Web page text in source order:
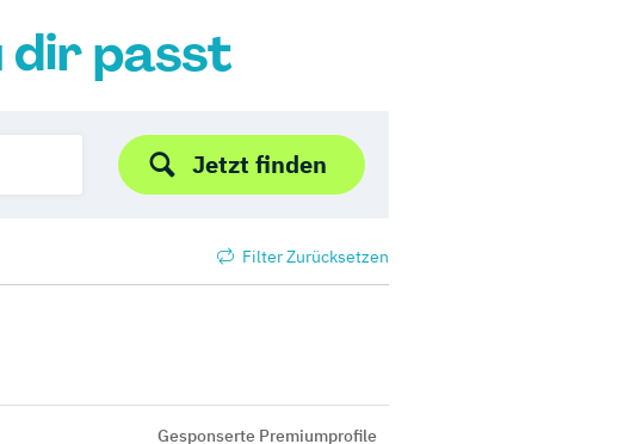
dir passt
Jetzt finden
Filter Zurücksetzen
Gesponserte Premiumprofile